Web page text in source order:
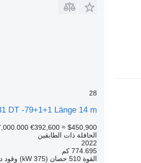
28
DT -79+1+1 Länge 14 m
€392,600 ≈ $450,900
الحافلة ذات الطابقين
2022
774.695 كم
القوة 510 حصان (375 kW) وقود